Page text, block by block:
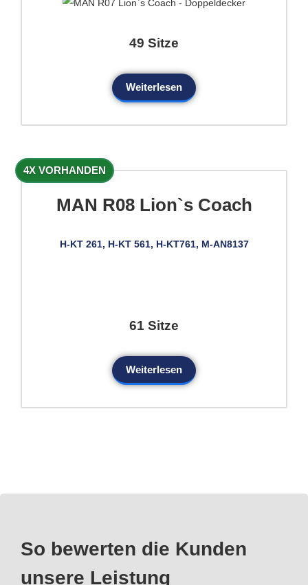
49 Sitze
Weiterlesen
4X VORHANDEN
MAN R08 Lion`s Coach
H-KT 261, H-KT 561, H-KT761, M-AN8137
61 Sitze
Weiterlesen
So bewerten die Kunden
unsere Leistung